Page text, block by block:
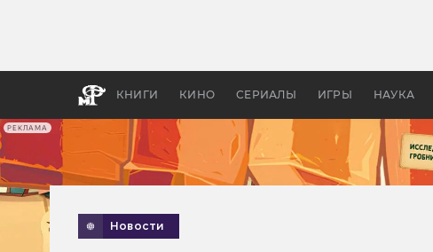
РЕКЛАМА
КНИГИ КИНО СЕРИАЛЫ ИГРЫ НАУКА
бы
Новости